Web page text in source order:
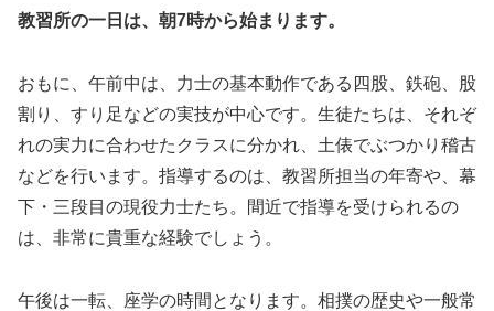
教習所の一日は、朝7時から始まります。
おもに、午前中は、力士の基本動作である四股、鉄砲、股
割り、すり足などの実技が中心です。生徒たちは、それぞ
れの実力に合わせたクラスに分かれ、土俵でぶつかり稽古
などを行います。指導するのは、教習所担当の年寄や、幕
下・三段目の現役力士たち。間近で指導を受けられるの
は、非常に貴重な経験でしょう。
午後は一転、座学の時間となります。相撲の歴史や一般常